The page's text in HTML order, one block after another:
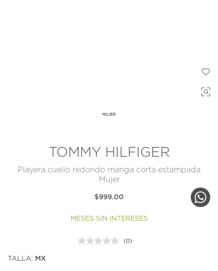
MUJER
TOMMY HILFIGER
Playera cuello redondo manga corta estampada
Mujer
$999.00
MESES SIN INTERESES
Sin
(0)
TALLA: MX